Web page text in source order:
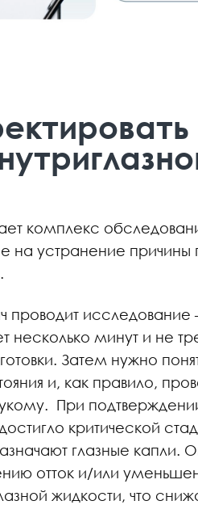
комплекс
на устранение
проводит
несколько минут и не
Затем нужно
и, как правило,
При
критической
глазные капли.
отток и/или
жидкости, что